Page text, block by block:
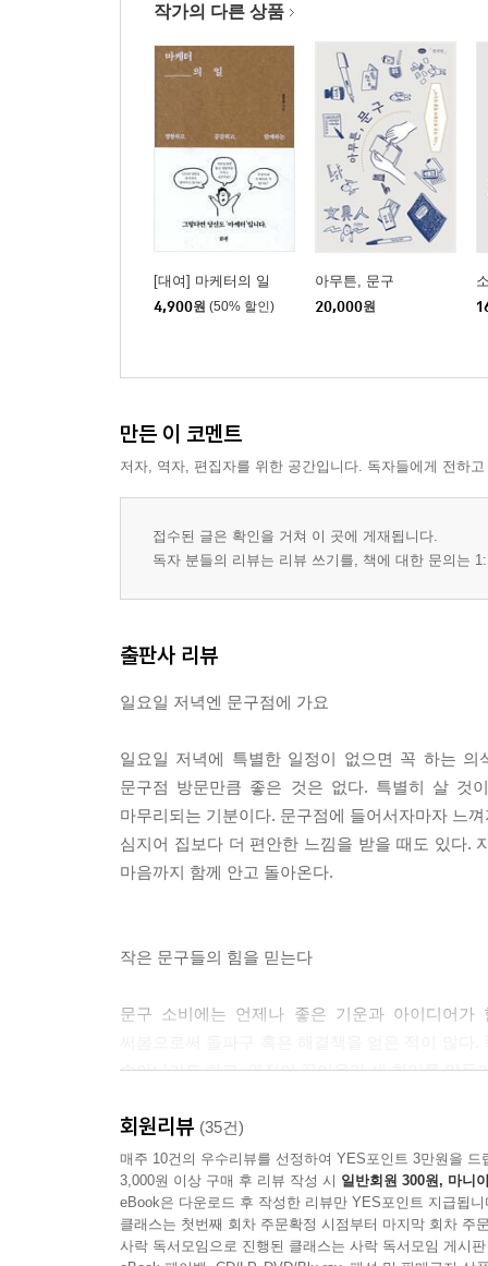
작가의 다른 상품
[대여] 마케터의 일
4,900원 (50% 할인)
아무튼, 문구
20,000원
만든 이 코멘트
저자, 역자, 편집자를 위한 공간입니다. 독자들에게 전하
접수된 글은 확인을 거쳐 이 곳에 게재됩니다.
독자 분들의 리뷰는 리뷰 쓰기를, 책에 대한 문의는
출판사 리뷰
일요일 저녁엔 문구점에 가요
일요일 저녁에 특별한 일정이 없으면 꼭 하는
문구점 방문만큼 좋은 것은 없다. 특별히 살 것
마무리되는 기분이다. 문구점에 들어서자마자 느
심지어 집보다 더 편안한 느낌을 받을 때도 있다.
마음까지 함께 안고 돌아온다.
작은 문구들의 힘을 믿는다
문구 소비에는 언제나 좋은 기운과 아이디어
솟아나기도 하고, 열정이 끓어올라 새 취미를 만
역할을 하기도 하는 것. 학창 시절 책상에 앉아 무
숨 돌리며 취미 활동에 몰두할 수 있었던 것도 모
내가 나를 돌보는 시간
회원리뷰 (35건)
매주 10건의 우수리뷰를 선정하여 YES포인트 3만원을 드
3,000원 이상 구매 후 리뷰 작성 시 일반회원 300원, 마니
eBook은 다운로드 후 작성한 리뷰만 YES포인트 지급됩니
클래스는 첫번째 회차 주문확정 시점부터 마지막 회차 주
사락 독서모임으로 진행된 클래스는 사락 독서모임 게시